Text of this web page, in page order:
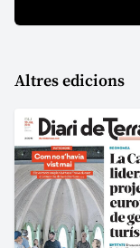
Altres edicions